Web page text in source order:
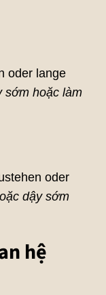
oder lange
sớm hoặc làm
oder
dậy sớm
hệ